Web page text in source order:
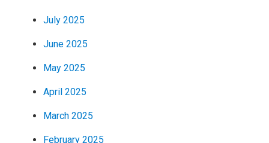
July 2025
June 2025
May 2025
April 2025
March 2025
February 2025